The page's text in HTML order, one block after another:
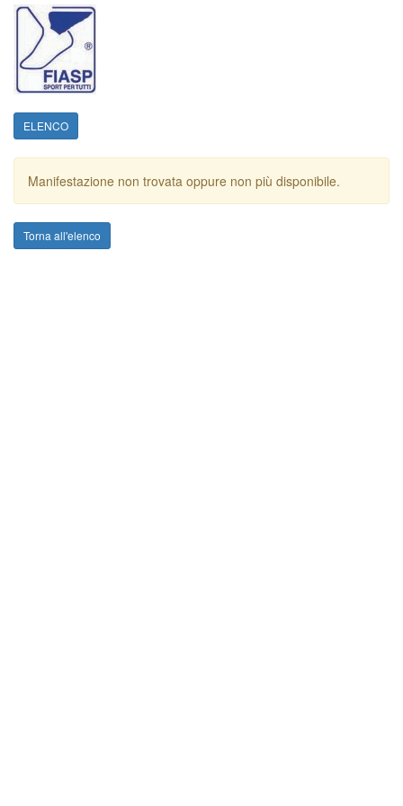
ELENCO
Manifestazione non trovata oppure non più disponibile.
Torna all'elenco